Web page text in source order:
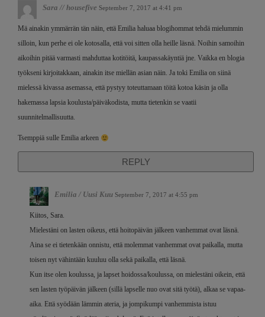
Sara // housefive September 7, 2017 at 4:41 pm
Mä ainakin ymmärrän tän näin, että Emilia haluaa blogihommat tehdä mielummin
silloin, kun perhe ei ole kotosalla, että voi sitten olla heille läsnä. Noihin samoihin
aikoihin pitää varmasti mahduttaa kotitöitä, kaupassakäyntiä jne. Vaikka en blogia
työkseni kirjoitakkaan, ainakin itse miellän asian näin. Ja toki Emilia on siinä
mielessä kivassa asemassa, että pystyy toteuttamaan töitä kotoa käsin ja olla
hakemassa lapsia koulusta/päiväkodista, mutta tietenkin se vaatii
suunnitelmallisuutta.
Tsemppiä sulle Emilia arkeen
REPLY
Emilia / Uusi Kuu September 7, 2017 at 4:55 pm
Kiitos, Sara.
Mielestäni on lasten oikeus, että hoitopäivän jälkeen vanhemmat ovat läsnä.
Aina se ei tietenkään onnistu, että molemmat vanhemmat ovat paikalla, mutta
toisen nyt vähintään kuuluu olla sekä paikalla, että läsnä.
Kun itse olen koulussa, ja lapset hoidossa/koulussa, on mielestäni oikein, että
sen lasten työpäivän jälkeen (sillä lapselle nuo ovat sitä työtä), alkaa se vapaa-
aika. Että syödään lämmin ateria, ja jompikumpi vanhemmista istuu